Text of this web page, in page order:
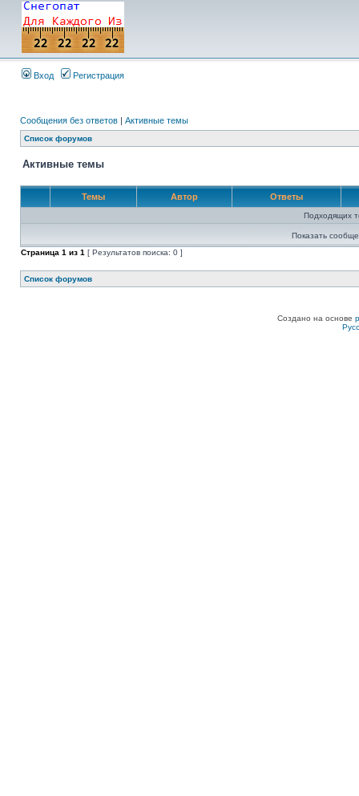
Вход Регистрация
Сообщения без ответов | Активные темы
Список форумов
Активные темы
Темы Автор Ответы
Подходящих
Показать
Страница 1 из 1 [ Результатов поиска: 0 ]
Список форумов
Создано на основе